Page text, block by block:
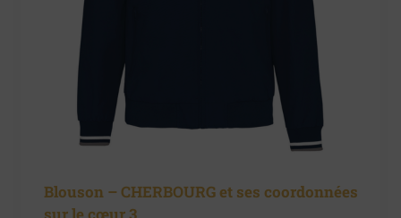
Blouson – CHERBOURG et ses coordonnées